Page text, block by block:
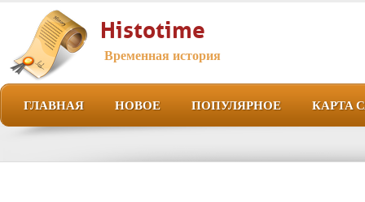
Histotime
Временная история
ГЛАВНАЯ НОВОЕ ПОПУЛЯРНОЕ КАРТА